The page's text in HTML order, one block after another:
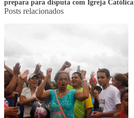
prepara para disputa com Igreja Católica
Posts relacionados